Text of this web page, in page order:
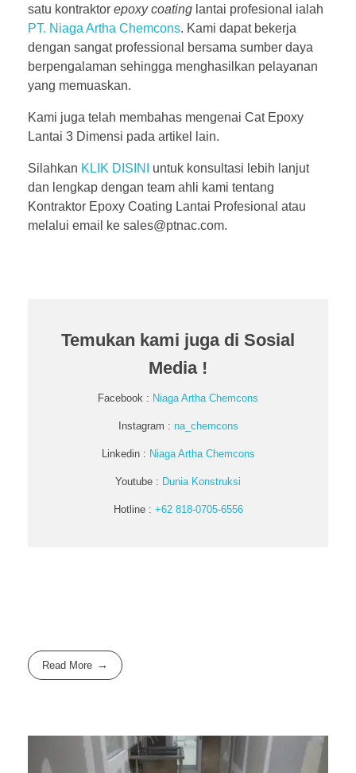
satu kontraktor epoxy coating lantai profesional ialah
PT. Niaga Artha Chemcons. Kami dapat bekerja
dengan sangat professional bersama sumber daya
berpengalaman sehingga menghasilkan pelayanan
yang memuaskan.
Kami juga telah membahas mengenai Cat Epoxy
Lantai 3 Dimensi pada artikel lain.
Silahkan KLIK DISINI
untuk konsultasi lebih lanjut
dan lengkap dengan team ahli kami tentang
Kontraktor Epoxy Coating Lantai Profesional atau
melalui email ke sales@ptnac.com.
Temukan kami juga di Sosial
Media !
Facebook : Niaga Artha Chemcons
Instagram : na_chemcons
Linkedin : Niaga Artha Chemcons
Youtube : Dunia Konstruksi
Hotline : +62 818-0705-6556
Read More